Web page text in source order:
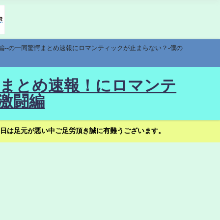
の一同驚愕まとめ速報にロマンティックが止まらない？-僕の
とめ速報！にロマンテ
闘編
足元が悪い中ご足労頂き誠に有難うございます。